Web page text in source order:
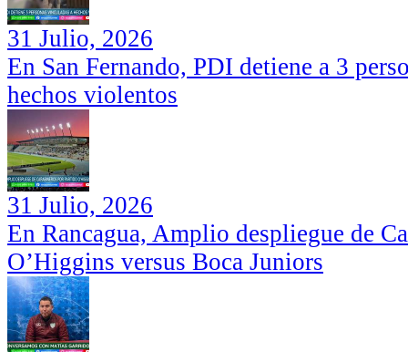
31 Julio, 2026
En San Fernando, PDI detiene a 3
hechos violentos
31 Julio, 2026
En Rancagua, Amplio despliegue de
O’Higgins versus Boca Juniors